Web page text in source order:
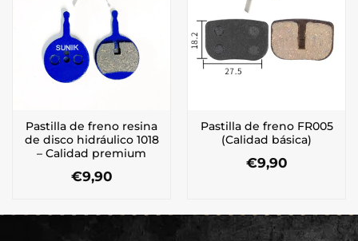
Pastilla de freno resina
de disco hidráulico 1018
– Calidad premium
€9,90
Pastilla de freno FR005
(Calidad básica)
€9,90